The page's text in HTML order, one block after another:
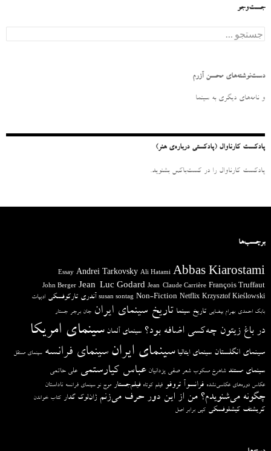
جست‌وجو
ج
س
و
ر
دست‌نوشته‌های محسن آزرم
و نامه‌‌های دیگری به سینما
پادکست کارناوال (پادکستی درباره‌ی هنر)
پادکست کارناوال را در کست‌باکس بشنوید.
برچسب‌ها
Abbas Kiarostami
Ali Hatami
Andrei Tarkovsky
Essay
François Truffaut
Jean-Claude Carrière
Jean-Luc Godard
John Berger
Krzysztof Kieślowski
Netflix
Non-Fiction
susan sontag آندری تارکوفسکی ادبیات
بابک احمدی بهرام بیضایی تاریخ سینما تاریخ سینمای ایران جان برجر جستار
در باغ زیتون چه‌کسی اضافه بود؟ سینمای آلمان سینمای امریکا
سینمای انگلستان سینمای ایتالیا سینمای ایران سینمای فرانسه سینمای مستقل
سینمای مستند شاهرخ مسکوب شعر صفی یزدانیان عباس کیارستمی علی حاتمی
عکاس دوره‌های عکاسی‌نشده فرانسوآ تروفو فیلم کوتاه فیلم‌جستار موج نو سینمای فرانسه ناداستان
چگونه می‌شنویدم؟ من از این دور حرف می‌زنم ژان‌لوک گدار کتاب خواندن
کریشتف کیشلوفسکی کپی برابر اصل